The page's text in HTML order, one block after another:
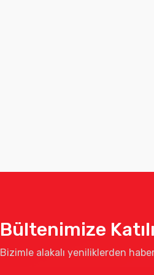
Bültenimize
Bizimle alakalı yeniliklerden